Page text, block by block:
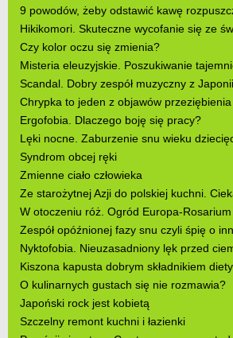
9 powodów, żeby odstawić kawę
Hikikomori. Skuteczne wycofanie się ze
Czy kolor oczu się zmienia?
Misteria eleuzyjskie. Poszukiwanie
Scandal. Dobry zespół muzyczny z Japonii
Chrypka to jeden z objawów przeziębienia
Ergofobia. Dlaczego boję się pracy?
Lęki nocne. Zaburzenie snu wieku
Syndrom obcej ręki
Zmienne ciało człowieka
Ze starożytnej Azji do polskiej kuchni.
W otoczeniu róż. Ogród Europa-Rosarium
Zespół opóźnionej fazy snu czyli śpię o
Nyktofobia. Nieuzasadniony lęk przed
Kiszona kapusta dobrym składnikiem diety
O kulinarnych gustach się nie rozmawia?
Japoński rock jest kobietą
Szczelny remont kuchni i łazienki